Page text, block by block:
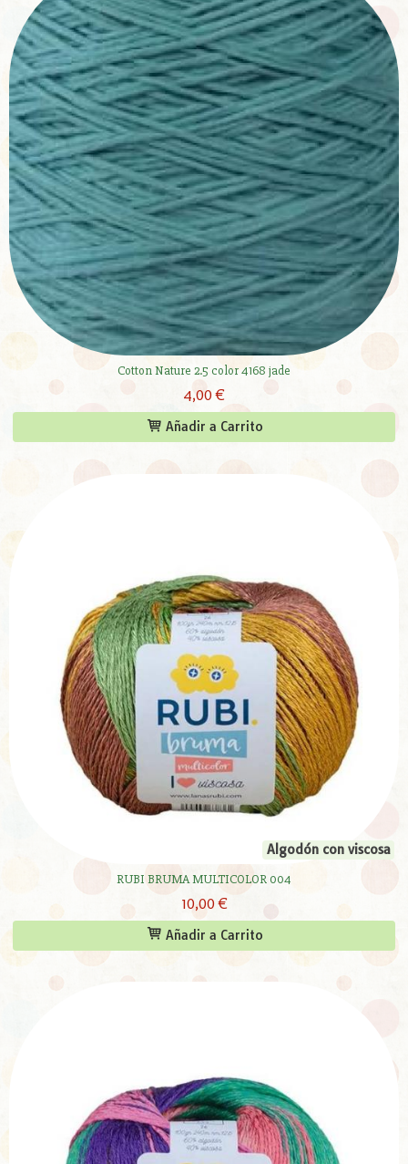
Cotton Nature 2.5 color 4168 jade
4,00 €
Añadir a Carrito
Algodón con viscosa
RUBI BRUMA MULTICOLOR 004
10,00 €
Añadir a Carrito